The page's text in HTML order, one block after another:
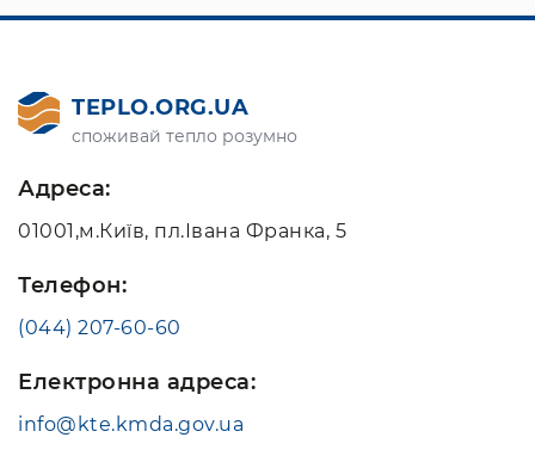
TEPLO.ORG.UA
споживай тепло розумно
Адреса:
01001,м.Київ, пл.Івана Франка, 5
Телефон:
(044) 207-60-60
Електронна адреса:
info@kte.kmda.gov.ua